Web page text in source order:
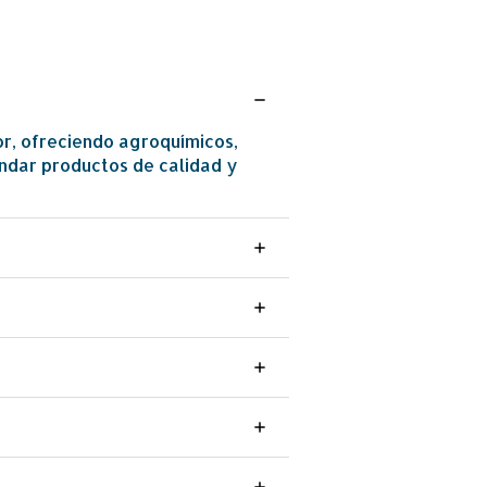
ofreciendo agroquímicos,
productos de calidad y